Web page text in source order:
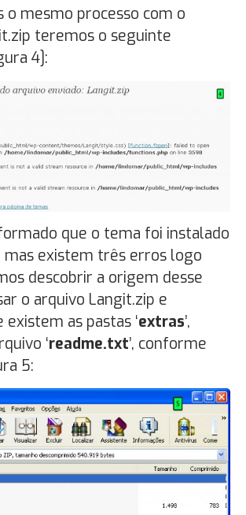
o mesmo processo com o
teremos o seguinte
4]:
que o tema foi instalado
mas existem três erros logo
descobrir a origem desse
o arquivo Langit.zip e
as pastas ‘extras’,
‘readme.txt’, conforme
5: